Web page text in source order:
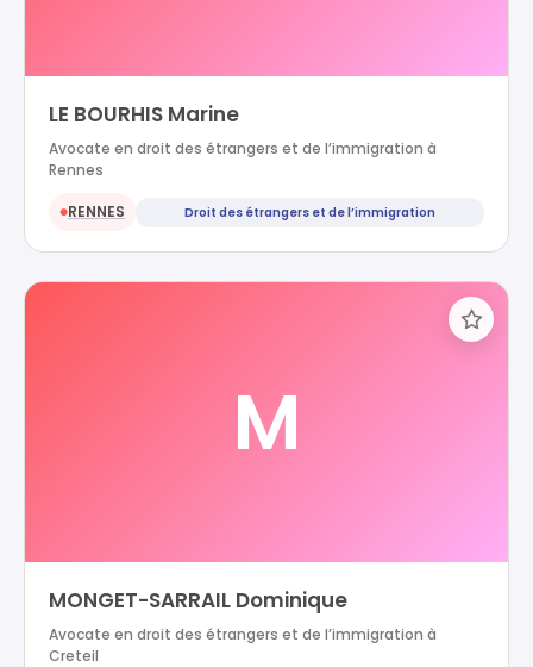
LE BOURHIS Marine
Avocate en droit des étrangers et de l’immigration à
Rennes
●RENNES Droit des étrangers et de l’immigration
M
MONGET-SARRAIL Dominique
Avocate en droit des étrangers et de l’immigration à
Creteil